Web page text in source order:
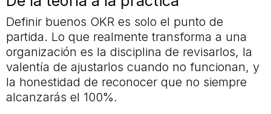
Definir buenos OKR es solo el punto de
partida. Lo que realmente transforma a una
organización es la disciplina de revisarlos, la
valentía de ajustarlos cuando no funcionan, y
la honestidad de reconocer que no siempre
alcanzarás el 100%.